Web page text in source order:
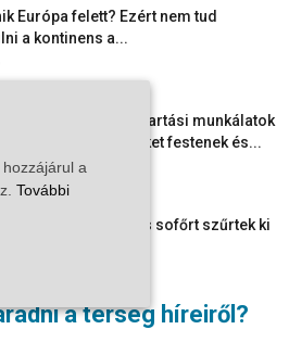
a térség híreiről?
Európa felett? Ezért nem tud
a kontinens a...
a nyári karbantartási munkálatok
– útburkolati jeleket festenek és...
gyorshajtót és ittas sofőrt szűrtek ki
útjain –...
nyugtaadat-szolgáltatás: négy
a
További